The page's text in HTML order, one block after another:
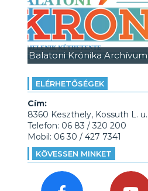
Balatoni Krónika Archívum
ELÉRHETŐSÉGEK
Cím:
8360 Keszthely, Kossuth L. u.
Telefon: 06 83 / 320 200
Mobil: 06 30 / 427 7341
KÖVESSEN MINKET